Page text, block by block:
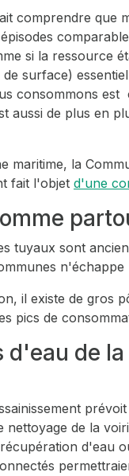
comprendre
si la ressource
surface)
consommons est
aussi de plus en
maritime, la
fait l'objet d'une
tuyaux sont
il existe de gros
pics de
d'eau de
de la
d'eau